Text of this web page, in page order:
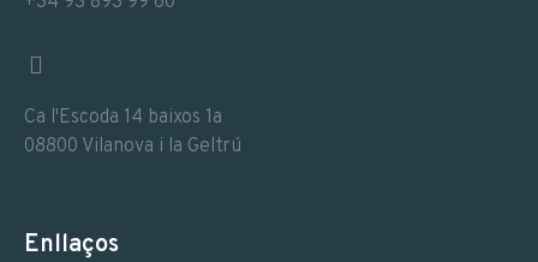
Ca l'Escoda 14 baixos 1a
08800 Vilanova i la Geltrú
Enllaços